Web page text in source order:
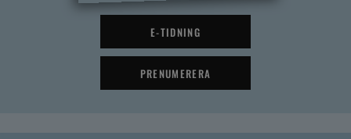
E-TIDNING
PRENUMERERA